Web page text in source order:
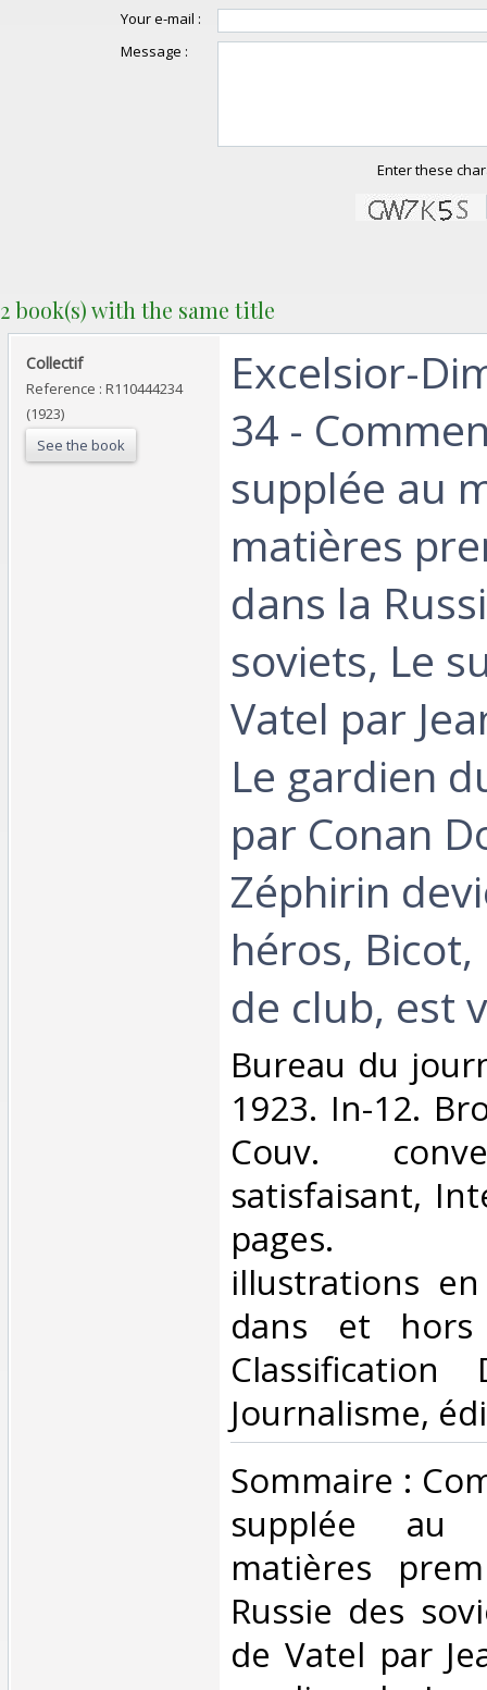
Your e-mail :
Message :
Enter these
2 book(s) with the same title
‎Collectif‎
Reference : R110444234
(1923)
See the book
‎Excelsior-
34 -
supplée au
matières
dans la
soviets, Le
Vatel par
Le gardien
par Conan
Zéphirin
héros,
de club, est
‎Bureau du
1923. In-12.
Couv.
satisfaisant,
pages.
illustrations
dans et
Journalisme,
‎Sommaire :
supplée au
matières
Russie des
de Vatel par